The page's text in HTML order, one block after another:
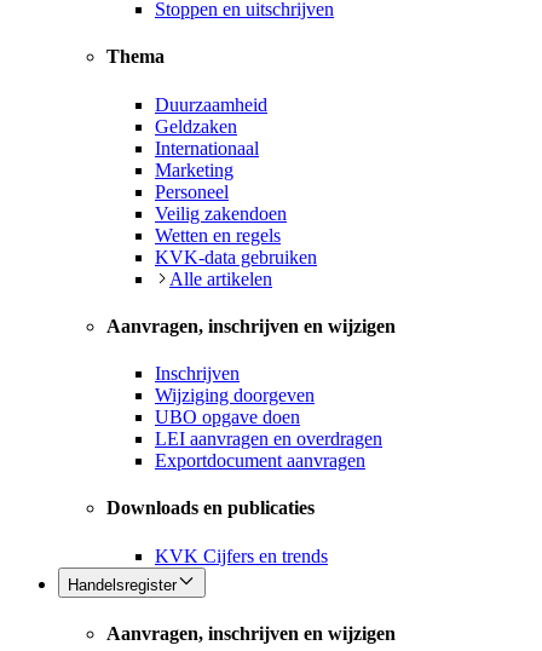
Stoppen en uitschrijven
Thema
Duurzaamheid
Geldzaken
Internationaal
Marketing
Personeel
Veilig zakendoen
Wetten en regels
KVK-data gebruiken
Alle artikelen
Aanvragen, inschrijven en wijzigen
Inschrijven
Wijziging doorgeven
UBO opgave doen
LEI aanvragen en overdragen
Exportdocument aanvragen
Downloads en publicaties
KVK Cijfers en trends
Handelsregister
Aanvragen, inschrijven en wijzigen